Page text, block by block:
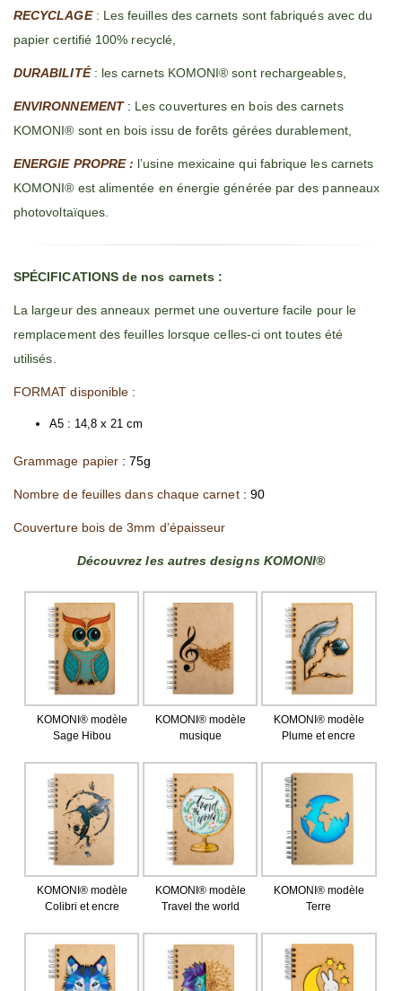
RECYCLAGE: Les feuilles des carnets sont fabriqués avec du
papier certifié 100% recyclé,
DURABILITÉ: les carnets KOMONI® sont rechargeables,
ENVIRONNEMENT: Les couvertures en bois des carnets
KOMONI® sont en bois issu de forêts gérées durablement,
ENERGIE PROPRE : l’usine mexicaine qui fabrique les carnets
KOMONI® est alimentée en énergie générée par des panneaux
photovoltaïques.
SPÉCIFICATIONS de nos carnets :
La largeur des anneaux permet une ouverture facile pour le
remplacement des feuilles lorsque celles-ci ont toutes été
utilisés.
FORMAT disponible :
A5 : 14,8 x 21 cm
Grammage papier : 75g
Nombre de feuilles dans chaque carnet: 90
Couverture bois de 3mm d’épaisseur
Découvrez les autres designs KOMONI®
KOMONI® modèle
Sage Hibou
KOMONI® modèle
musique
KOMONI® modèle
Plume et encre
KOMONI® modèle
Colibri et encre
KOMONI® modèle
Travel the world
KOMONI® modèle
Terre